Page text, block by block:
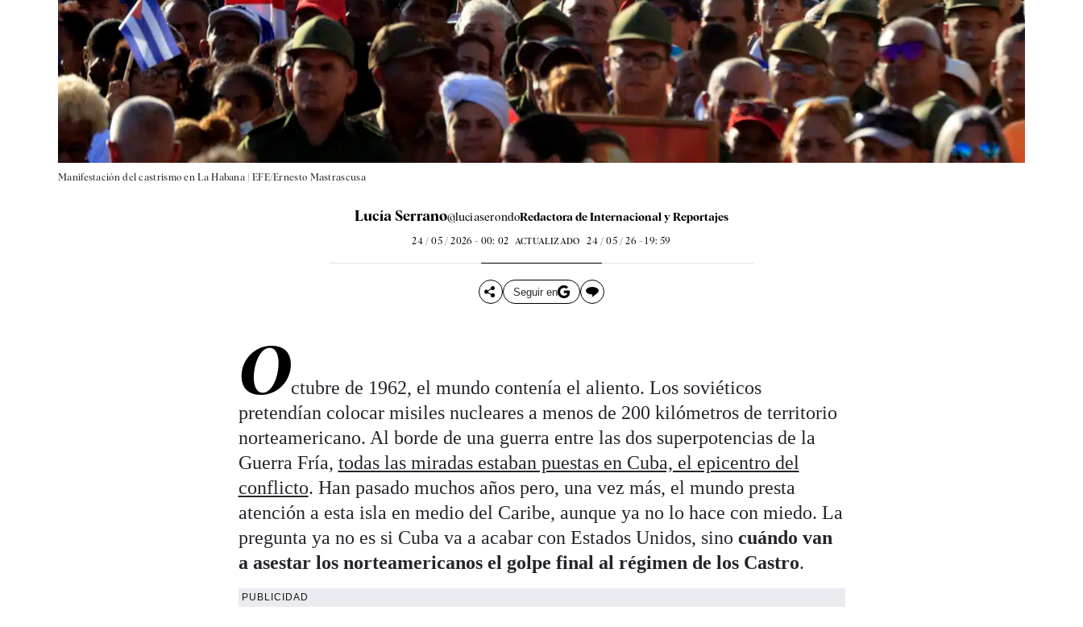
Manifestación del castrismo en La Habana | EFE/Ernesto Mastrascusa
Lucía Serrano Redactora de Internacional y Reportajes
@luciaserondo
24 / 05 / 2026 - 00: 02 ACTUALIZADO 24 / 05 / 26 - 19: 59
Seguir en
Octubre de 1962, el mundo contenía el aliento. Los soviéticos
pretendían colocar misiles nucleares a menos de 200 kilómetros de territorio
norteamericano. Al borde de una guerra entre las dos superpotencias de la
Guerra Fría, todas las miradas estaban puestas en Cuba, el epicentro del
conflicto. Han pasado muchos años pero, una vez más, el mundo presta
atención a esta isla en medio del Caribe, aunque ya no lo hace con miedo. La
pregunta ya no es si Cuba va a acabar con Estados Unidos, sino cuándo van
a asestar los norteamericanos el golpe final al régimen de los Castro.
PUBLICIDAD